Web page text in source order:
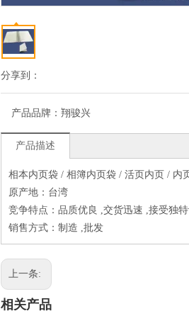
分享到：
产品品牌： 翔骏兴
产品描述
相本内页袋 / 相簿内页袋 / 活页内页 / 内
原产地：台湾
竞争特点：品质优良 ,交货迅速 ,接受独
销售方式：制造 ,批发
上一条:
相关产品